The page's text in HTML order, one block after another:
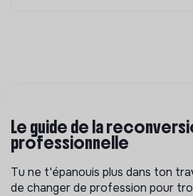
Le guide de la
professionnelle
Tu ne t'épanouis plus dans ton
de changer de profession pour